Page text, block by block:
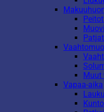
Muut
Vapaa-aika